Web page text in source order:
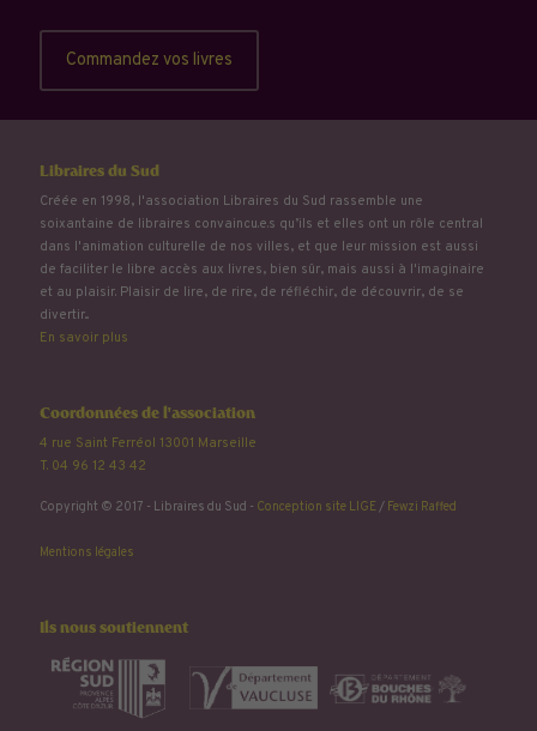
Commandez vos livres
Libraires du Sud
Créée en 1998, l'association Libraires du Sud rassemble une
soixantaine de libraires convaincu.e.s qu’ils et elles ont un rôle central
dans l'animation culturelle de nos villes, et que leur mission est aussi
de faciliter le libre accès aux livres, bien sûr, mais aussi à l'imaginaire
et au plaisir. Plaisir de lire, de rire, de réfléchir, de découvrir, de se
divertir...
En savoir plus
Coordonnées de l'association
4 rue Saint Ferréol 13001 Marseille
T. 04 96 12 43 42
Copyright © 2017 - Libraires du Sud - Conception site LIGE/ Fewzi Raffed
Mentions légales
Ils nous soutiennent